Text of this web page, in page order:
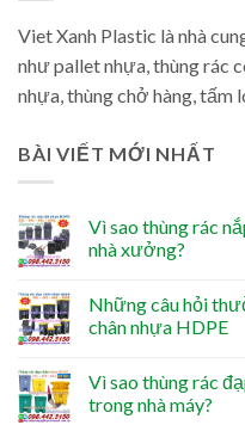
Viet Xanh Plastic là nhà
như pallet nhựa, thùng rác
nhựa, thùng chở hàng, tấm
BÀI VIẾT MỚI NHẤT
Vì sao thùng rác
nhà xưởng?
Những câu hỏi
chân nhựa HDPE
Vì sao thùng rác
trong nhà máy?